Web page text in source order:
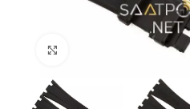
Büyütmek için tıklayın